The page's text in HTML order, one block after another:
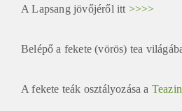
A Lapsang jövőjéről itt >>>>
Belépő a fekete (vörös) tea
A fekete teák osztályozása a